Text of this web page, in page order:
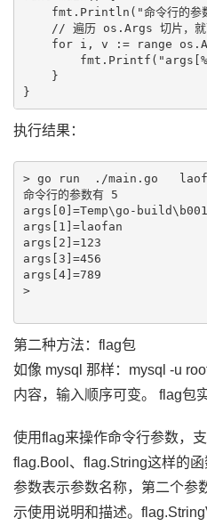
fmt.Println("命令行的
// 遍历 os.Args 切片，就
for i, v := range
    }
执行结果：
> go run  ./main.go
命令行的参数有 5
args[0]=Temp\go-
args[1]=laofan
args[2]=123
args[3]=456
args[4]=789
>
第二种方法：flag包
如像 mysql 那样：mysql -u
内容，输入顺序可变。 flag包
使用flag来操作命令行参数，
flag.Bool、flag.String这样的
参数表示参数名称，第二个参
示使用说明和描述。